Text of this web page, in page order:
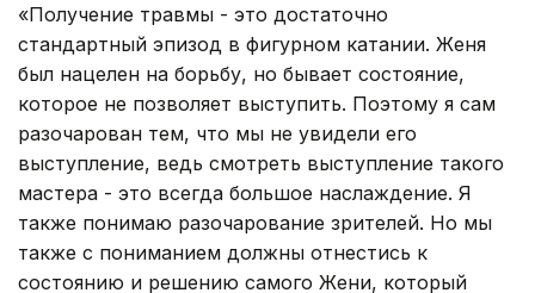
«Получение травмы - это достаточно
стандартный эпизод в фигурном катании. Женя
был нацелен на борьбу, но бывает состояние,
которое не позволяет выступить. Поэтому я сам
разочарован тем, что мы не увидели его
выступление, ведь смотреть выступление такого
мастера - это всегда большое наслаждение. Я
также понимаю разочарование зрителей. Но мы
также с пониманием должны отнестись к
состоянию и решению самого Жени, который